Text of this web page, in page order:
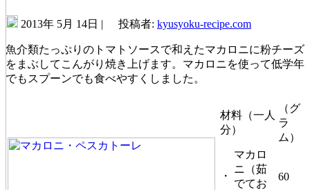
2013年 5月 14日 | 投稿者: kyusyoku-recipe.com
魚介類たっぷりのトマトソースで和えたマカロニに粉チーズ
をまぶしてこんがり焼き上げます。マカロニを使って低学年
でもスプーンでも食べやすくしました。
材料（一人
分）
（グ
ラ
ム）
・
マカロ
ニ（茹
でてお
60